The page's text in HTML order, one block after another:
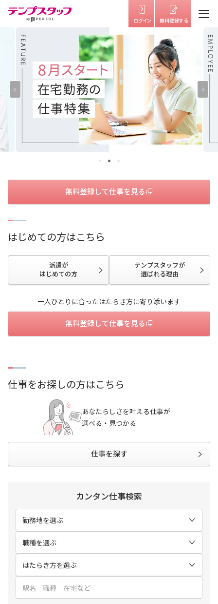
仕事を探す
テンプスタッフを知る
はたらき方を選ぶ
お知らせ
企業のご担当の方
お問い合わせ
無料登録して仕事を見る
はじめての方はこちら
派遣が
はじめての方
テンプスタッフが
選ばれる理由
一人ひとりに合ったはたらき方に寄り添います
無料登録して仕事を見る
仕事をお探しの方はこちら
あなたらしさを叶える仕事が
選べる・見つかる
仕事を探す
カンタン仕事検索
勤務地を選ぶ
職種を選ぶ
はたらき方を選ぶ